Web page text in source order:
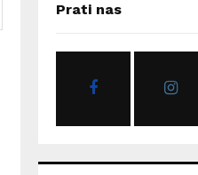
h
o
Prati nas